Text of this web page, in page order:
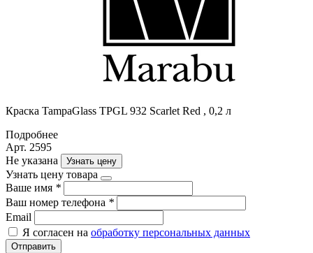
Краска TampaGlass TPGL 932 Scarlet Red , 0,2 л
Подробнее
Арт. 2595
Не указана
Узнать цену
Узнать цену товара
Ваше имя *
Ваш номер телефона *
Email
Я согласен на обработку персональных данных
Отправить